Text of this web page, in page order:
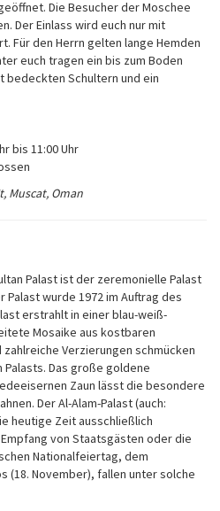
Die Besucher der Moschee
Der Einlass wird euch nur mit
Für den Herrn gelten lange Hemden
euch tragen ein bis zum Boden
bedeckten Schultern und ein
bis 11:00 Uhr
Oman
Palast ist der zeremonielle Palast
Palast wurde 1972 im Auftrag des
erstrahlt in einer blau-weiß-
Mosaike aus kostbaren
Verzierungen schmücken
Das große goldene
Zaun lässt die besondere
Der Al-Alam-Palast (auch:
heutige Zeit ausschließlich
von Staatsgästen oder die
Nationalfeiertag, dem
(18. November), fallen unter solche